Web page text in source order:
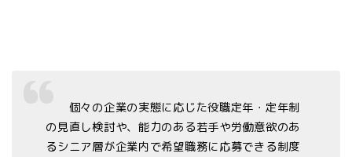
個々の企業の実態に応じた役職定年・定年制
の見直し検討や、能力のある若手や労働意欲のあ
るシニア層が企業内で希望職務に応募できる制度